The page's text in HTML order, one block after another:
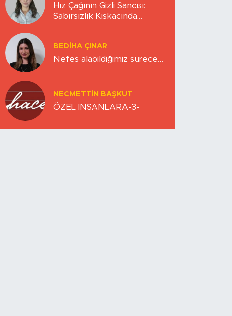
Hız Çağının Gizli Sancısı:
Sabırsızlık Kıskacında
BEDIHA ÇINAR
Nefes alabildiğimiz sürece…
NECMETTIN BAŞKUT
ÖZEL İNSANLARA-3-